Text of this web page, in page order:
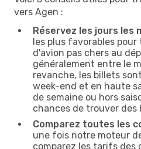
vers Agen :
Réservez les jours les
les plus favorables
d'avion pas chers au
généralement entre le
revanche, les billets
week-end et en haute
de semaine ou hors
chances de trouver des
Comparez toutes les
une fois notre moteur
comparez les tarifs des